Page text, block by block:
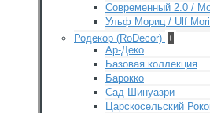
Современный 2.0 /
Ульф Мориц / Ulf
Родекор (RoDecor) +
Ар-Деко
Базовая коллекция
Барокко
Сад Шинуазри
Царскосельский